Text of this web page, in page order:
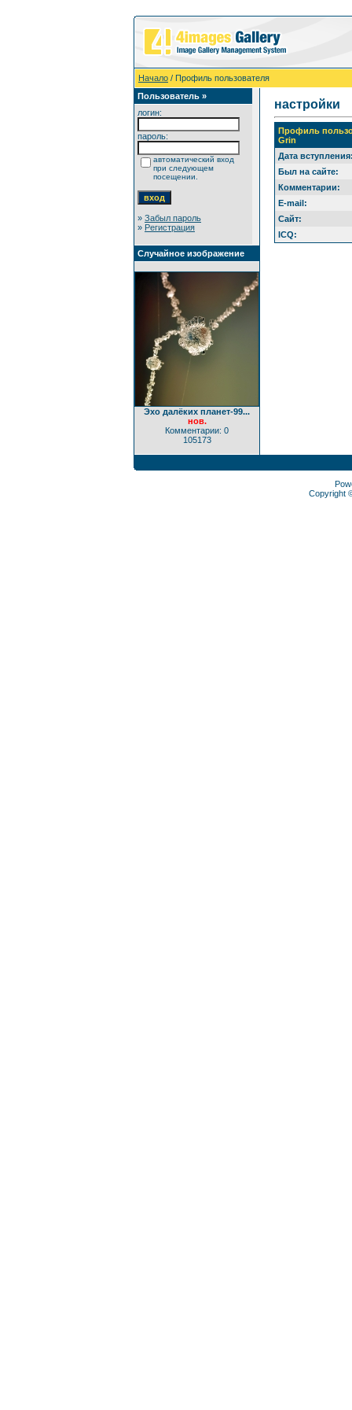
Начало / Профиль пользователя
Пользователь »
логин:
пароль:
автоматический вход
при следующем
посещении.
» Забыл пароль
» Регистрация
Случайное изображение
Эхо далёких планет-99...
нов.
Комментарии: 0
105173
настройки
Профиль
Grin
Дата
Был на сайте:
Комментарии:
E-mail:
Сайт:
ICQ:
Copyright